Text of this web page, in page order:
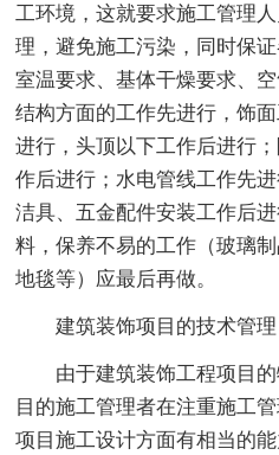
工环境，这就要求施工管理
理，避免施工污染，同时保
室温要求、基体干燥要求、
结构方面的工作先进行，饰
进行，头顶以下工作后进行
作后进行；水电管线工作先
洁具、五金配件安装工作后
料，保养不易的工作（玻璃
地毯等）应最后再做。
建筑装饰项目的技术管理
由于建筑装饰工程项目
目的施工管理者在注重施工
项目施工设计方面有相当的